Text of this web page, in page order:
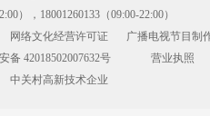
），18001260133（09:00-22:00）
网络文化经营许可证
广播电视节目制
备 42018502007632号
营业执照
中关村高新技术企业